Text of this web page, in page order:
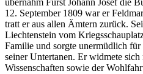
übernahm Fürst Johann Josef die
12. September 1809 war er
tratt er aus allen Ämtern zurück.
Liechtenstein vom
Familie und sorgte unermüdlich für
seiner Untertanen. Er widmete
Wissenschaften sowie der